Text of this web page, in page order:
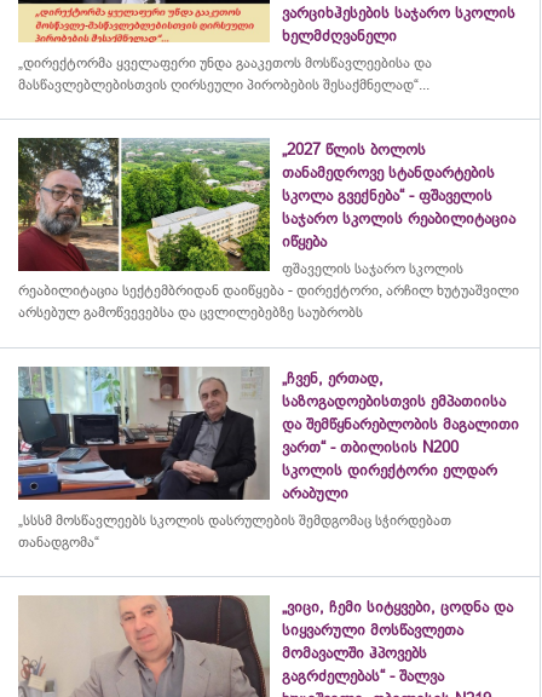
ვარციხჰესების საჯარო სკოლის
ხელმძღვანელი
„დირექტორმა ყველაფერი უნდა გააკეთოს მოსწავლეებისა და
მასწავლებლებისთვის ღირსეული პირობების შესაქმნელად“...
„2027 წლის ბოლოს
თანამედროვე სტანდარტების
სკოლა გვექნება“ - ფშაველის
საჯარო სკოლის რეაბილიტაცია
იწყება
ფშაველის საჯარო სკოლის
რეაბილიტაცია სექტემბრიდან დაიწყება - დირექტორი, არჩილ ხუტუაშვილი
არსებულ გამოწვევებსა და ცვლილებებზე საუბრობს
„ჩვენ, ერთად,
საზოგადოებისთვის ემპათიისა
და შემწყნარებლობის მაგალითი
ვართ“ - თბილისის N200
სკოლის დირექტორი ელდარ
არაბული
„სსსმ მოსწავლეებს სკოლის დასრულების შემდგომაც სჭირდებათ
თანადგომა“
„ვიცი, ჩემი სიტყვები, ცოდნა და
სიყვარული მოსწავლეთა
მომავალში ჰპოვებს
გაგრძელებას“ - შალვა